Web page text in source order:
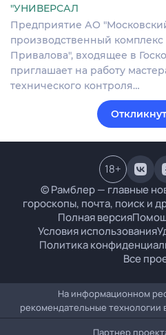
"УНИВЕРСАЛ
Предприятие АО
производственный
Привалова", входящее в
приглашает на работу
технического контроля…
© Рамблер — главные
гороскопы, почта, поиск и
Полная версия
Условия использования
Политика
Все
18+
На информационном
рекомендательные технологии
Партнер